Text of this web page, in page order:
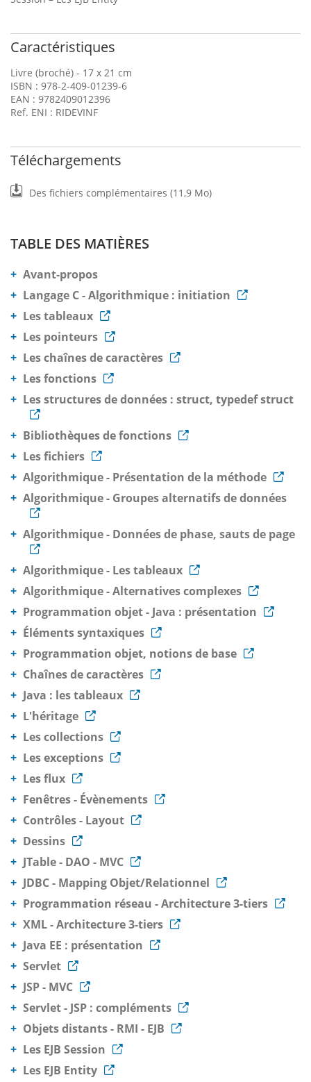
Caractéristiques
Livre (broché) - 17 x 21 cm
ISBN : 978-2-409-01239-6
EAN : 9782409012396
Ref. ENI : RIDEVINF
Téléchargements
Des fichiers complémentaires (11,9 Mo)
TABLE DES MATIÈRES
Avant-propos
Langage C - Algorithmique : initiation
Les tableaux
Les pointeurs
Les chaînes de caractères
Les fonctions
Les structures de données : struct, typedef struct
Bibliothèques de fonctions
Les fichiers
Algorithmique - Présentation de la méthode
Algorithmique - Groupes alternatifs de données
Algorithmique - Données de phase, sauts de page
Algorithmique - Les tableaux
Algorithmique - Alternatives complexes
Programmation objet - Java : présentation
Éléments syntaxiques
Programmation objet, notions de base
Chaînes de caractères
Java : les tableaux
L'héritage
Les collections
Les exceptions
Les flux
Fenêtres - Évènements
Contrôles - Layout
Dessins
JTable - DAO - MVC
JDBC - Mapping Objet/Relationnel
Programmation réseau - Architecture 3-tiers
XML - Architecture 3-tiers
Java EE : présentation
Servlet
JSP - MVC
Servlet - JSP : compléments
Objets distants - RMI - EJB
Les EJB Session
Les EJB Entity